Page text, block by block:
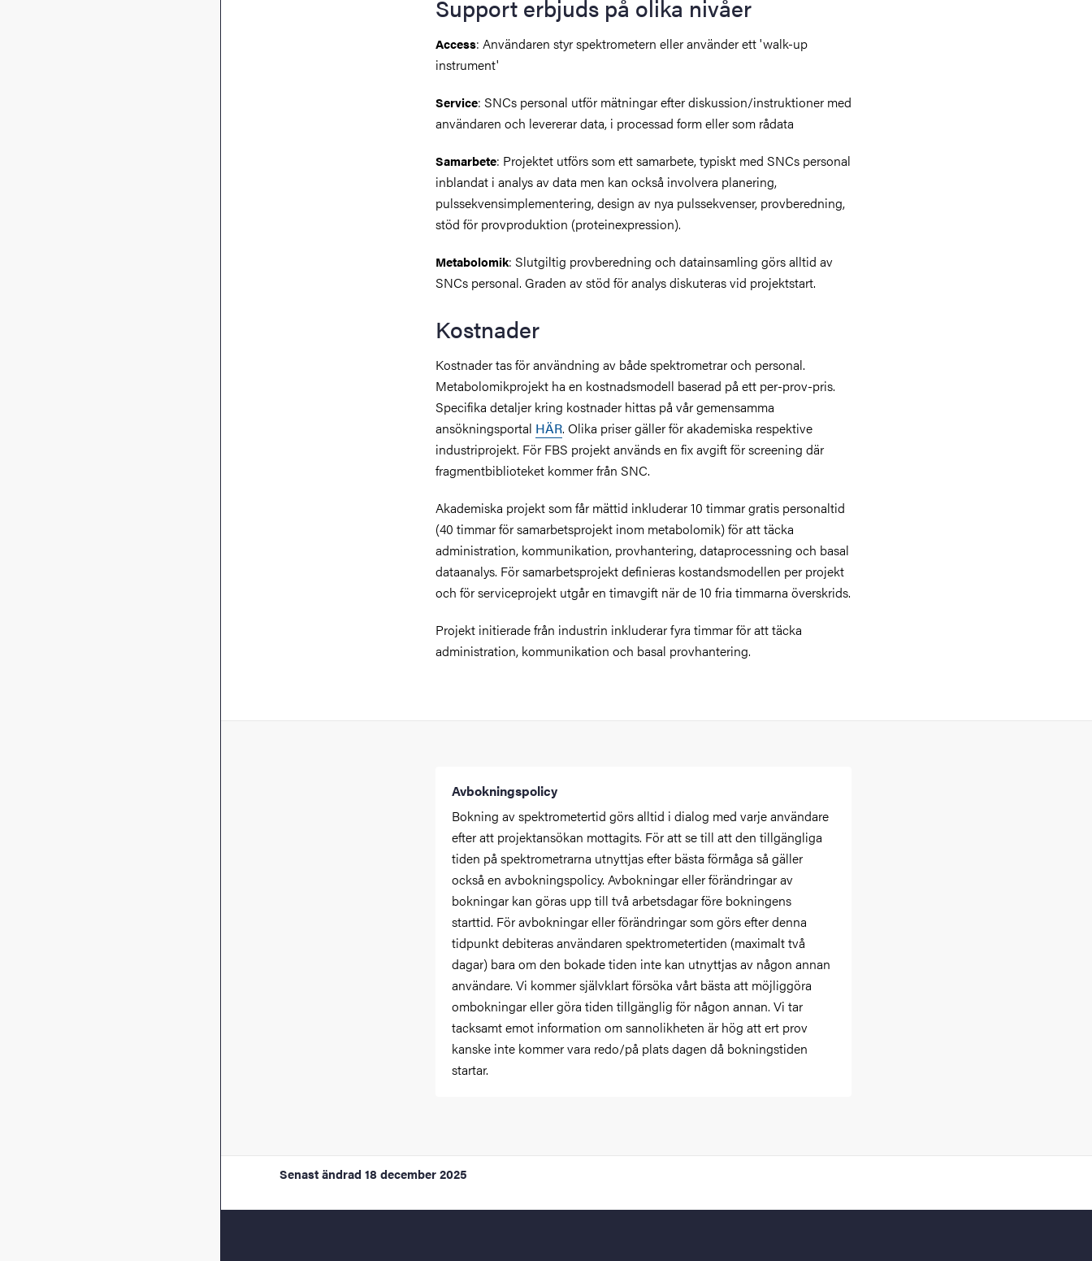
Support erbjuds på olika nivåer
Access: Användaren styr spektrometern eller använder ett 'walk-up
instrument'
Service: SNCs personal utför mätningar efter diskussion/instruktioner med
användaren och levererar data, i processad form eller som rådata
Samarbete: Projektet utförs som ett samarbete, typiskt med SNCs personal
inblandat i analys av data men kan också involvera planering,
pulssekvensimplementering, design av nya pulssekvenser, provberedning,
stöd för provproduktion (proteinexpression).
Metabolomik: Slutgiltig provberedning och datainsamling görs alltid av
SNCs personal. Graden av stöd för analys diskuteras vid projektstart.
Kostnader
Kostnader tas för användning av både spektrometrar och personal.
Metabolomikprojekt ha en kostnadsmodell baserad på ett per-prov-pris.
Specifika detaljer kring kostnader hittas på vår gemensamma
ansökningsportal HÄR. Olika priser gäller för akademiska respektive
industriprojekt. För FBS projekt används en fix avgift för screening där
fragmentbiblioteket kommer från SNC.
Akademiska projekt som får mättid inkluderar 10 timmar gratis personaltid
(40 timmar för samarbetsprojekt inom metabolomik) för att täcka
administration, kommunikation, provhantering, dataprocessning och basal
dataanalys. För samarbetsprojekt definieras kostandsmodellen per projekt
och för serviceprojekt utgår en timavgift när de 10 fria timmarna överskrids.
Projekt initierade från industrin inkluderar fyra timmar för att täcka
administration, kommunikation och basal provhantering.
Avbokningspolicy
Bokning av spektrometertid görs alltid i dialog med varje användare
efter att projektansökan mottagits. För att se till att den tillgängliga
tiden på spektrometrarna utnyttjas efter bästa förmåga så gäller
också en avbokningspolicy. Avbokningar eller förändringar av
bokningar kan göras upp till två arbetsdagar före bokningens
starttid. För avbokningar eller förändringar som görs efter denna
tidpunkt debiteras användaren spektrometertiden (maximalt två
dagar) bara om den bokade tiden inte kan utnyttjas av någon annan
användare. Vi kommer självklart försöka vårt bästa att möjliggöra
ombokningar eller göra tiden tillgänglig för någon annan. Vi tar
tacksamt emot information om sannolikheten är hög att ert prov
kanske inte kommer vara redo/på plats dagen då bokningstiden
startar.
Senast ändrad 18 december 2025